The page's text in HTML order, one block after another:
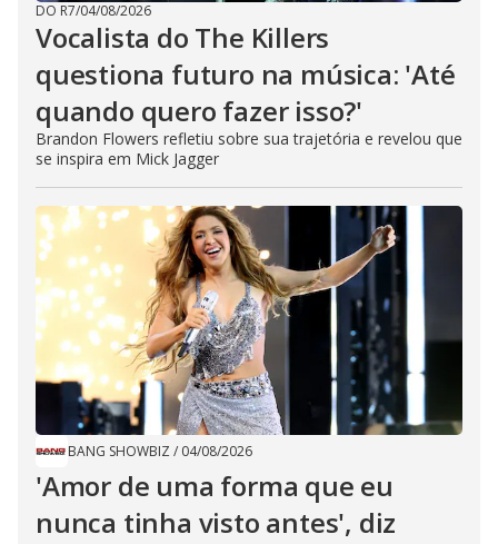
DO R7/04/08/2026
Vocalista do The Killers
questiona futuro na música: 'Até
quando quero fazer isso?'
Brandon Flowers refletiu sobre sua trajetória e revelou que
se inspira em Mick Jagger
BANG SHOWBIZ / 04/08/2026
'Amor de uma forma que eu
nunca tinha visto antes', diz